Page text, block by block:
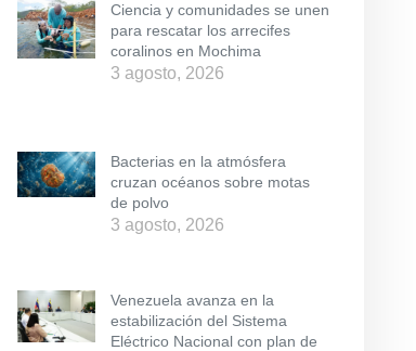
Ciencia y comunidades se unen
para rescatar los arrecifes
coralinos en Mochima
3 agosto, 2026
Bacterias en la atmósfera
cruzan océanos sobre motas
de polvo
3 agosto, 2026
Venezuela avanza en la
estabilización del Sistema
Eléctrico Nacional con plan de